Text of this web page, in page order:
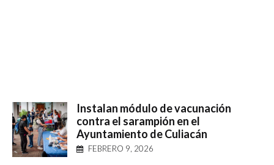
Instalan módulo de vacunación
contra el sarampión en el
Ayuntamiento de Culiacán
FEBRERO 9, 2026